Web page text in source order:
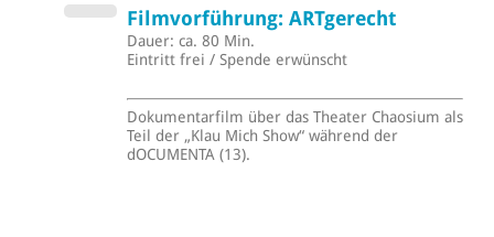
Filmvorführung: ARTgerecht
Dauer: ca. 80 Min.
Eintritt frei / Spende erwünscht
Dokumentarfilm über das Theater Chaosium als
Teil der „Klau Mich Show“ während der
dOCUMENTA (13).